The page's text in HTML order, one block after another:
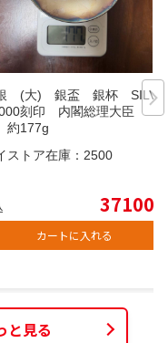
(大) 銀盃 銀杯 SILVE
刻印 内閣総理大臣
177g
ストア在庫： 2500
37100
カートに入れる
と見る